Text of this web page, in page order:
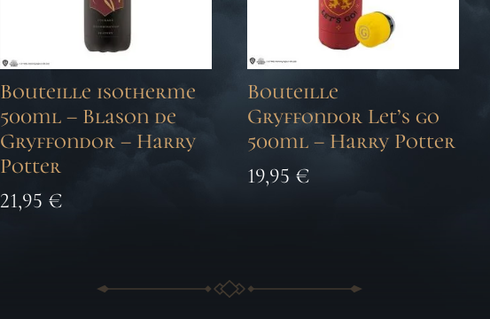
Bouteille isotherme
500ml – Blason de
Gryffondor – Harry
Potter
21,95 €
Bouteille
Gryffondor Let’s go
500ml – Harry Potter
19,95 €